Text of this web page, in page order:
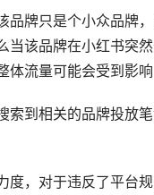
牌只是个小众品牌
当该品牌在小红书突
体流量可能会受到影响
索到相关的品牌投放
，对于违反了平台